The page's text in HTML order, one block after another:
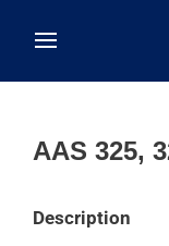
AAS 325,
Description